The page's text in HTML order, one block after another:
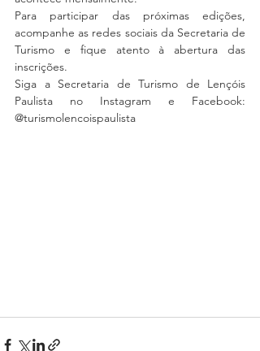
Para participar das próximas edições,
acompanhe as redes sociais da Secretaria de
Turismo e fique atento à abertura das
inscrições.
Siga a Secretaria de Turismo de Lençóis
Paulista no Instagram e Facebook:
@turismolencoispaulista